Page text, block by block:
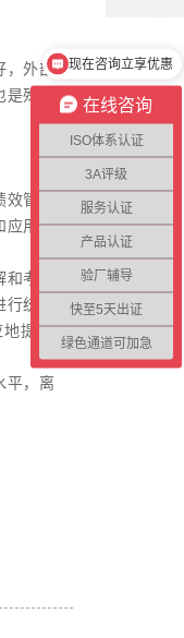
，外部
殊道
管
应用。
考核
统一
地提高
平，离
在线咨询
ISO体系认证
3A评级
服务认证
产品认证
验厂辅导
快至5天出证
绿色通道可加急
现在咨询立享优惠